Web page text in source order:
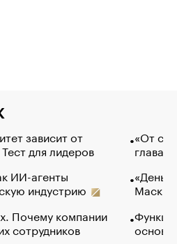
зависит от
для лидеров
ИИ-агенты
индустрию
Почему компании
сотрудников
«От
глава
Маск в
основ